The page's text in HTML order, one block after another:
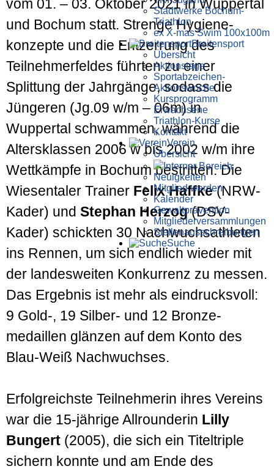
Stadtwerke Bochum-
Triathlon
ex X-mas Swim 100x100m
Breiten­sport
Übersicht
Aktionstage
Sportabzeichen-
Aktionswoche
Kursprogramm
Erwachsene
Triathlon-Kurse
Kontakt
Verein
Übersicht
Interner Bereich
Neuigkeiten
Mitglied werden
Kalender
Gewaltprävention
Mitglieder­versammlungen
Stellen­aus­schrei­bungen
Suche
vom 01. – 03. Oktober 2021 in Wuppertal
und Bochum statt. Strenge Hygiene­
konzepte und die Ent­zerrung des
Teilnehmer­feldes führten zu einer
Splittung der Jahr­gänge, sodass die
Jüngeren (Jg.09 w/m – 06m) in
Wuppertal schwammen, während die
Alters­klassen 2006 w bis 2002 w/m ihre
Wettkämpfe in Bochum bestritten. Die
Wiesentaler Trainer Felix Haffke(NRW-
Kader) und Stephan Herzog(DSV-
Kader) schickten 30 Nachwuchs­athleten
ins Rennen, um sich endlich wieder mit
der landes­weiten Konkurrenz zu messen.
Das Ergebnis ist mehr als eindrucks­voll:
9 Gold-, 19 Silber- und 12 Bronze­
medaillen glänzen auf dem Konto des
Blau-Weiß Nachwuchses.
Erfolgreichste Teilnehmerin ihres Vereins
war die 15-jährige Allrounderin Lilly
Bungert (2005), die sich ein Titel­triple
sichern konnte und am Ende des